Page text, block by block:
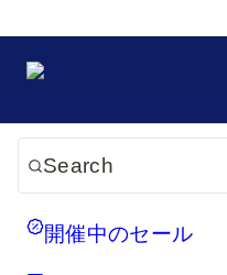
Search
開催中のセール